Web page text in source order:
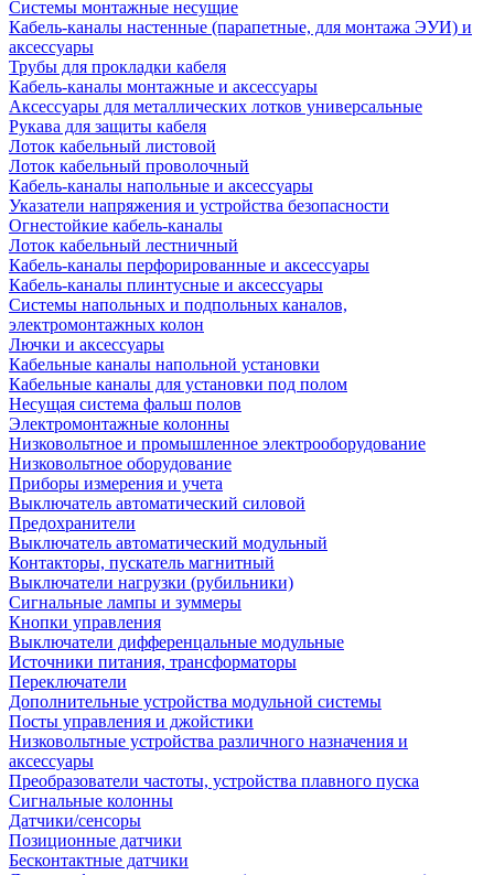
Системы монтажные несущие
Кабель-каналы настенные (парапетные, для монтажа ЭУИ) и
аксессуары
Трубы для прокладки кабеля
Кабель-каналы монтажные и аксессуары
Аксессуары для металлических лотков универсальные
Рукава для защиты кабеля
Лоток кабельный листовой
Лоток кабельный проволочный
Кабель-каналы напольные и аксессуары
Указатели напряжения и устройства безопасности
Огнестойкие кабель-каналы
Лоток кабельный лестничный
Кабель-каналы перфорированные и аксессуары
Кабель-каналы плинтусные и аксессуары
Системы напольных и подпольных каналов,
электромонтажных колон
Лючки и аксессуары
Кабельные каналы напольной установки
Кабельные каналы для установки под полом
Несущая система фальш полов
Электромонтажные колонны
Низковольтное и промышленное электрооборудование
Низковольтное оборудование
Приборы измерения и учета
Выключатель автоматический силовой
Предохранители
Выключатель автоматический модульный
Контакторы, пускатель магнитный
Выключатели нагрузки (рубильники)
Сигнальные лампы и зуммеры
Кнопки управления
Выключатели дифференцальные модульные
Источники питания, трансформаторы
Переключатели
Дополнительные устройства модульной системы
Посты управления и джойстики
Низковольтные устройства различного назначения и
аксессуары
Преобразователи частоты, устройства плавного пуска
Сигнальные колонны
Датчики/сенсоры
Позиционные датчики
Бесконтактные датчики